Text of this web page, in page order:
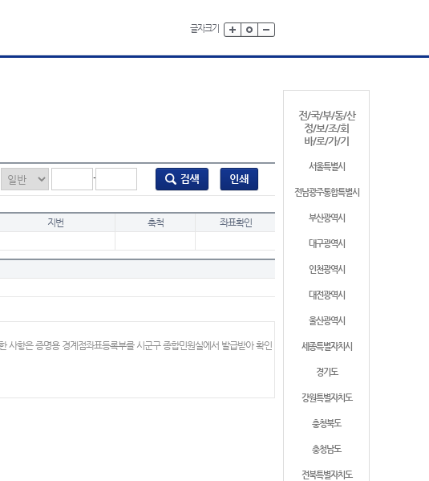
글자크기
전/국/부/동/산
정/보/조/회
바/로/가/기
서울특별시
전남광주통합특별시
부산광역시
대구광역시
인천광역시
대전광역시
울산광역시
세종특별자치시
경기도
강원특별자치도
충청북도
충청남도
전북특별자치도
-
지번 축척 좌표확인
사항은 증명용 경계점좌표등록부를 시군구 종합민원실에서 발급받아 확인